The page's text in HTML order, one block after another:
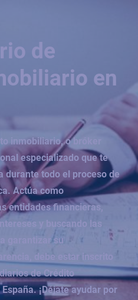
de
en
inmobiliario, o bróker
especializado que te
durante todo el proceso de
Actúa como
entidades financieras,
y buscando las
garantizar su
debe estar inscrito
de Crédito
¡Déjate ayudar por